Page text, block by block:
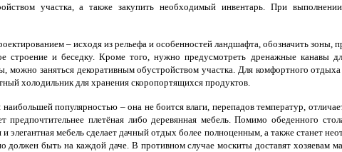
участка, а также закупить необходимый инвентарь. При
– исходя из рельефа и особенностей ландшафта, обозначить зоны,
строение и беседку. Кроме того, нужно предусмотреть дренажные канавы
можно заняться декоративным обустройством участка. Для комфортного
холодильник для хранения скоропортящихся продуктов.
наибольшей популярностью – она не боится влаги, перепадов температур,
предпочтительнее плетёная либо деревянная мебель. Помимо обеденного
элегантная мебель сделает дачный отдых более полноценным, а также станет
должен быть на каждой даче. В противном случае москиты доставят хозяевам